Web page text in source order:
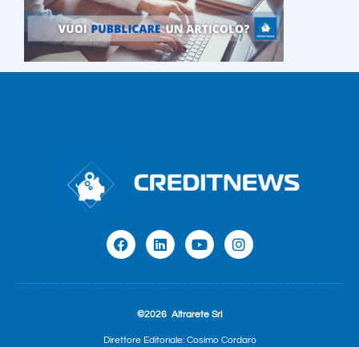
©2026 Altrarete Srl
Direttore Editoriale: Cosimo Cordaro